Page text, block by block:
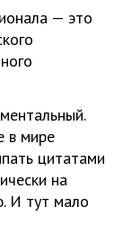
— это
в мире
цитатами
на
И тут мало